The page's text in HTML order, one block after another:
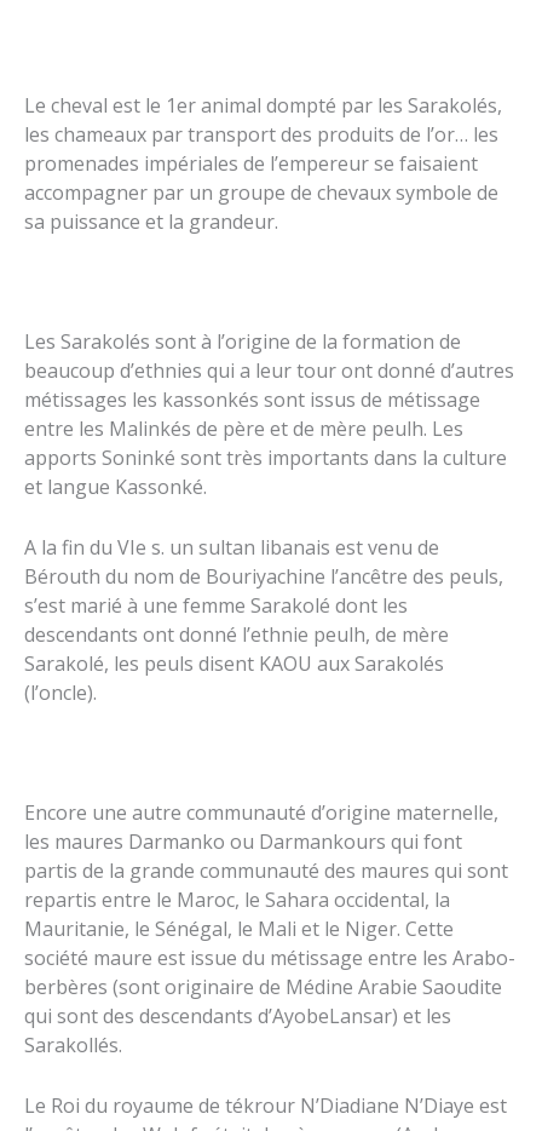
Le cheval est le 1er animal dompté par les Sarakolés,
les chameaux par transport des produits de l’or… les
promenades impériales de l’empereur se faisaient
accompagner par un groupe de chevaux symbole de
sa puissance et la grandeur.
Les Sarakolés sont à l’origine de la formation de
beaucoup d’ethnies qui a leur tour ont donné d’autres
métissages les kassonkés sont issus de métissage
entre les Malinkés de père et de mère peulh. Les
apports Soninké sont très importants dans la culture
et langue Kassonké.
A la fin du VIe s. un sultan libanais est venu de
Bérouth du nom de Bouriyachine l’ancêtre des peuls,
s’est marié à une femme Sarakolé dont les
descendants ont donné l’ethnie peulh, de mère
Sarakolé, les peuls disent KAOU aux Sarakolés
(l’oncle).
Encore une autre communauté d’origine maternelle,
les maures Darmanko ou Darmankours qui font
partis de la grande communauté des maures qui sont
repartis entre le Maroc, le Sahara occidental, la
Mauritanie, le Sénégal, le Mali et le Niger. Cette
société maure est issue du métissage entre les Arabo-
berbères (sont originaire de Médine Arabie Saoudite
qui sont des descendants d’AyobeLansar) et les
Sarakollés.
Le Roi du royaume de tékrour N’Diadiane N’Diaye est